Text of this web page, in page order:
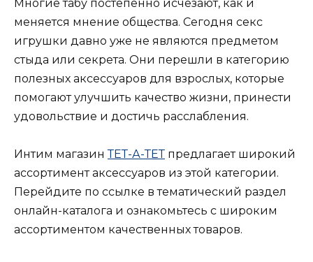
Многие табу постепенно исчезают, как и
меняется мнение общества. Сегодня секс
игрушки давно уже не являются предметом
стыда или секрета. Они перешли в категорию
полезных аксессуаров для взрослых, которые
помогают улучшить качество жизни, принести
удовольствие и достичь расслабления.
Интим магазинТЕТ-А-ТЕТ предлагает широкий
ассортимент аксессуаров из этой категории.
Перейдите по ссылке в тематический раздел
онлайн-каталога и ознакомьтесь с широким
ассортиментом качественных товаров.